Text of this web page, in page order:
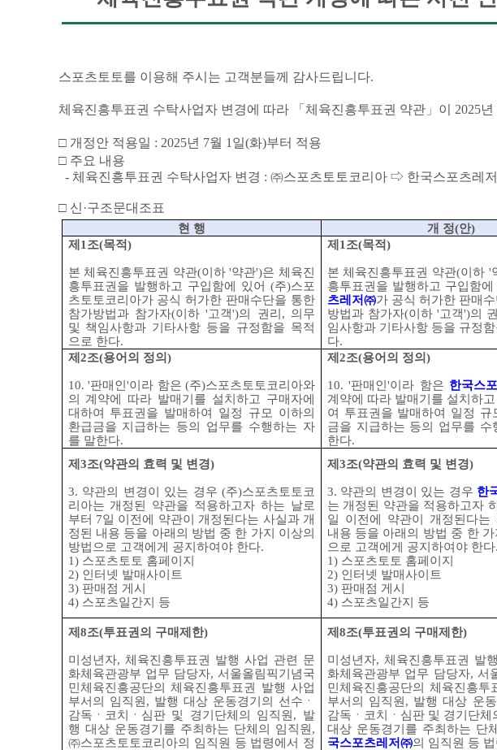
스포츠토토를 이용해 주시는 고객분들께 감사드립니다.
체육진흥투표권 수탁사업자 변경에 따라 「 체육진흥투표권 약관 」 이 2025년
□ 개정안 적용일 : 2025년 7월 1 일(화)부터 적용
□ 주요 내용
- 체육진흥투표권 수탁사업자 변경 : ㈜스포츠토토코리아 ⇨ 한국스포츠레저
□ 신 ·구조문대조표
현 행 개 정(안)
제 1 조(목적)
본 체육진흥투표권 약관(이하'약관')은 체육진
흥투표권을 발행하고 구입함에 있어(주)스포
츠토토코리아가 공식 허가한 판매수단을 통한
참가방법과 참가자(이하'고객')의 권리 , 의무
및 책임사항과 기타사항 등을 규정함을 목적
으로 한다.
제 1 조(목적)
본 체육진흥투표권 약관(이하'
흥투표권을 발행하고 구입함에
츠레저㈜가 공식 허가한 판매
방법과 참가자(이하 '고객')의
임사항과 기타사항 등을 규정
다.
제 2조(용어의 정의)
10. '판매인'이라 함은(주)스포츠토토코리아와
의 계약에 따라 발매기를 설치하고 구매자에
대하여 투표권을 발매하여 일정 규모 이하의
환급금을 지급하는 등의 업무를 수행하는 자
를 말한다.
제 2조(용어의 정의)
10. '판매인'이라 함은 한국스
계약에 따라 발매기를 설치하
여 투표권을 발매하여 일정 규
금을 지급하는 등의 업무를 수
한다.
제 3조(약관의 효력 및 변경)
3. 약관의 변경이 있는 경우(주)스포츠토토코
리아는 개정된 약관을 적용하고자 하는 날로
부터 7일 이전에 약관이 개정된다는 사실과 개
정된 내용 등을 아래의 방법 중 한 가지 이상의
방법으로 고객에게 공지하여야 한다.
1) 스포츠토토 홈페이지
2) 인터넷 발매사이트
3) 판매점 게시
4) 스포츠일간지 등
제 3조(약관의 효력 및 변경)
3. 약관의 변경이 있는 경우 한
는 개정된 약관을 적용하고자
일 이전에 약관이 개정된다는
내용 등을 아래의 방법 중 한
으로 고객에게 공지하여야 한다.
1) 스포츠토토 홈페이지
2) 인터넷 발매사이트
3) 판매점 게시
4) 스포츠일간지 등
제 8조(투표권의 구매제한)
미성년자, 체육진흥투표권 발행 사업 관련 문
화체육관광부 업무 담당자,서울올림픽기념국
민체육진흥공단의 체육진흥투표권 발행 사업
부서의 임직원 , 발행 대상 운동경기의 선수ㆍ
감독ㆍ코치ㆍ심판 및 경기단체의 임직원 , 발
행 대상 운동경기를 주최하는 단체의 임직원 ,
㈜스포츠토토코리아의 임직원 등 법령에서 정
제 8조(투표권의 구매제한)
미성년자, 체육진흥투표권 발
화체육관광부 업무 담당자,서
민체육진흥공단의 체육진흥투
부서의 임직원 , 발행 대상 운
감독ㆍ코치ㆍ심판 및 경기단체
대상 운동경기를 주최하는 단
국스포츠레저㈜의 임직원 등